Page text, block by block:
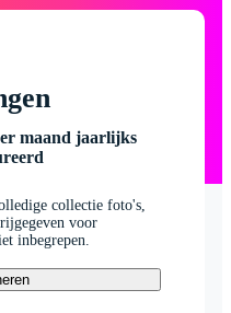
maand jaarlijks
collectie foto's,
voor
inbegrepen.